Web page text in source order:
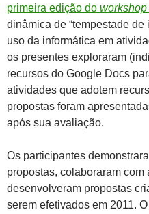
primeira edição do workshop
dinâmica de “tempestade
uso da informática em
os presentes exploraram
recursos do Google Docs
atividades que adotem
propostas foram
após sua avaliação.
Os participantes
propostas, colaboraram
desenvolveram propostas
serem efetivados em 2011.